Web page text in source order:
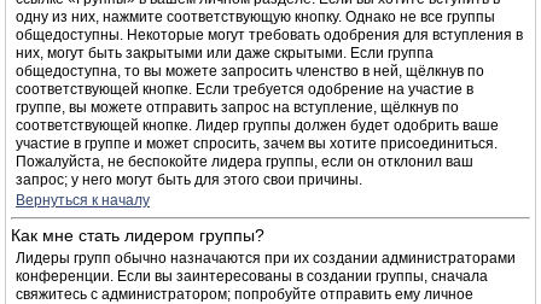
одну из них, нажмите соответствующую кнопку. Однако не все группы
общедоступны. Некоторые могут требовать одобрения для вступления в
них, могут быть закрытыми или даже скрытыми. Если группа
общедоступна, то вы можете запросить членство в ней, щёлкнув по
соответствующей кнопке. Если требуется одобрение на участие в
группе, вы можете отправить запрос на вступление, щёлкнув по
соответствующей кнопке. Лидер группы должен будет одобрить ваше
участие в группе и может спросить, зачем вы хотите присоединиться.
Пожалуйста, не беспокойте лидера группы, если он отклонил ваш
запрос; у него могут быть для этого свои причины.
Вернуться к началу
Как мне стать лидером группы?
Лидеры групп обычно назначаются при их создании администраторами
конференции. Если вы заинтересованы в создании группы, сначала
свяжитесь с администратором; попробуйте отправить ему личное